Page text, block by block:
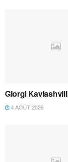
Giorgi Kavlashvili
4 AOÛT 2026